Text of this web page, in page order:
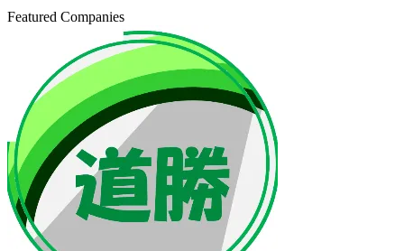
Featured Companies